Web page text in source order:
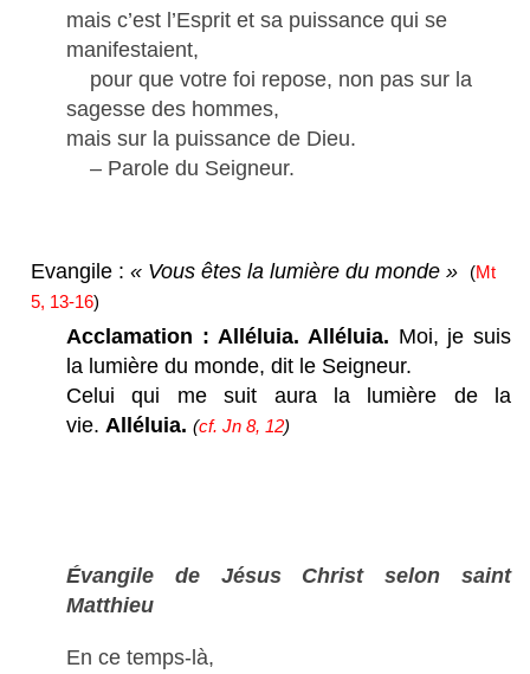
mais c’est l’Esprit et sa puissance qui se
manifestaient,
pour que votre foi repose, non pas sur la
sagesse des hommes,
mais sur la puissance de Dieu.
– Parole du Seigneur.
Evangile : « Vous êtes la lumière du monde » (Mt
5, 13-16)
Acclamation : Alléluia. Alléluia. Moi, je suis
la lumière du monde, dit le Seigneur.
Celui qui me suit aura la lumière de la
vie. Alléluia. (cf. Jn 8, 12)
Évangile de Jésus Christ selon saint
Matthieu
En ce temps-là,